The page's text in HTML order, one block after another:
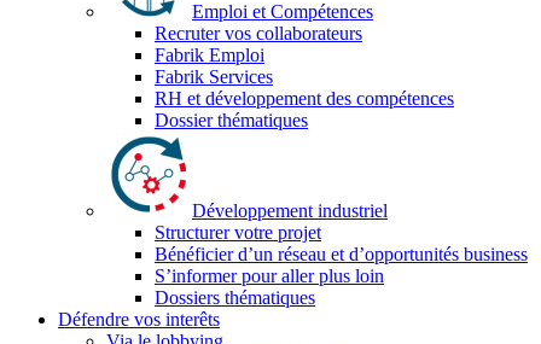
Emploi et Compétences
Recruter vos collaborateurs
Fabrik Emploi
Fabrik Services
RH et développement des compétences
Dossier thématiques
Développement industriel
Structurer votre projet
Bénéficier d’un réseau et d’opportunités business
S’informer pour aller plus loin
Dossiers thématiques
Défendre vos interêts